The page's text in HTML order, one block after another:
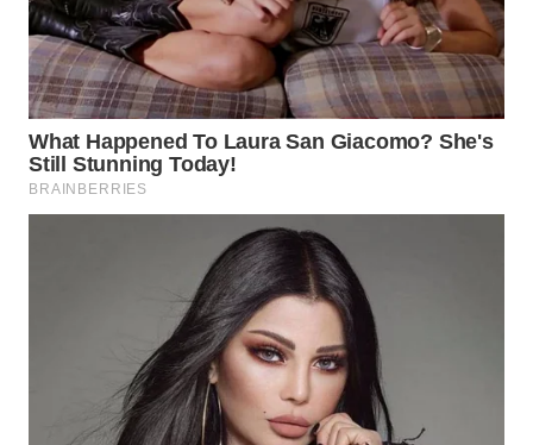
LABUANBAJO
WN
BORNEO
Wahana
Media
WAHANA